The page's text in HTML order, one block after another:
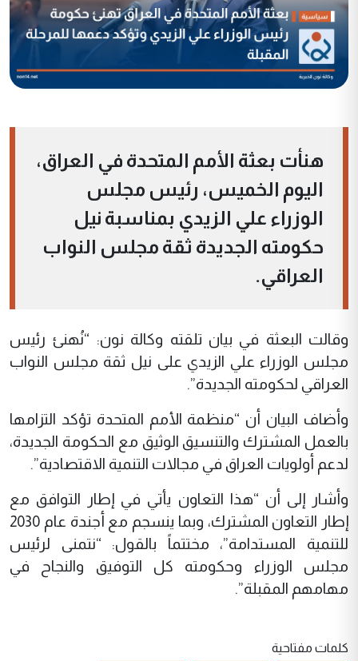
هنأت بعثة الأمم المتحدة في العراق،
اليوم الخميس، رئيس مجلس
الوزراء علي الزيدي بمناسبة نيل
حكومته الجديدة ثقة مجلس النواب
العراقي.
وقالت البعثة في بيان تلقته وكالة نون: “نُهنئ رئيس
مجلس الوزراء علي الزيدي على نيل ثقة مجلس النواب
العراقي لحكومته الجديدة”.
وأضاف البيان أن “منظمة الأمم المتحدة تؤكد التزامها
بالعمل المشترك والتنسيق الوثيق مع الحكومة الجديدة،
لدعم أولويات العراق في مجالات التنمية الاقتصادية”.
وأشار إلى أن “هذا التعاون يأتي في إطار التوافق مع
إطار التعاون المشترك، وبما ينسجم مع أجندة عام 2030
للتنمية المستدامة”، مختتماً بالقول: “نتمنى لرئيس
مجلس الوزراء وحكومته كل التوفيق والنجاح في
مهامهم المقبلة”.
كلمات مفتاحية